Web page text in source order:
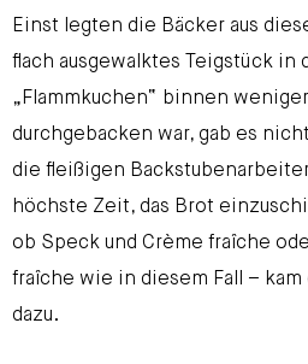
Einst legten die Bäcker aus
flach ausgewalktes Teigstück in
„Flammkuchen“ binnen
durchgebacken war, gab es
die fleißigen
höchste Zeit, das Brot
ob Speck und Crème fraîche
fraîche wie in diesem Fall – kam
dazu.